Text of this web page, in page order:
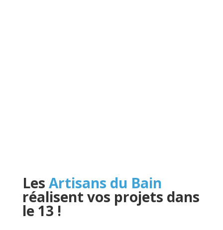
Les Artisans du Bain
réalisent vos projets dans
le 13 !